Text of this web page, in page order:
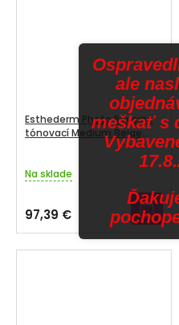
Esthederm Photo Reverse
tónovací Medium Beige
pigmentovým škvrnami 50
ml
Na sklade
97,39 €
ale
meškať s